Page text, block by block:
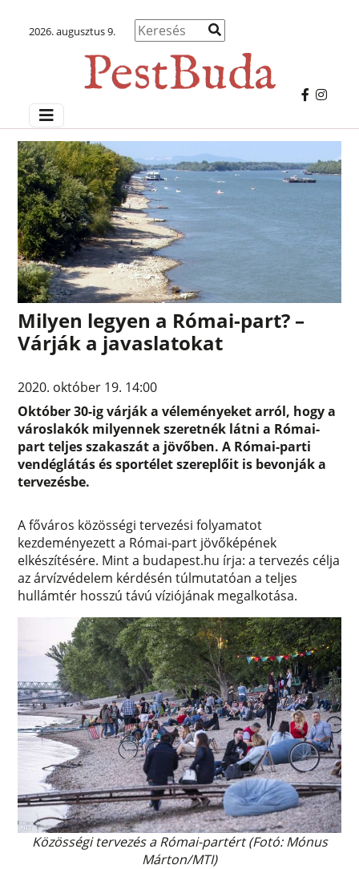
2026. augusztus 9.
Milyen legyen a Római-part? –
Várják a javaslatokat
2020. október 19. 14:00
Október 30-ig várják a véleményeket arról, hogy a
városlakók milyennek szeretnék látni a Római-
part teljes szakaszát a jövőben. A Római-parti
vendéglátás és sportélet szereplőit is bevonják a
tervezésbe.
A főváros közösségi tervezési folyamatot
kezdeményezett a Római-part jövőképének
elkészítésére. Mint a budapest.hu írja: a tervezés célja
az árvízvédelem kérdésén túlmutatóan a teljes
hullámtér hosszú távú víziójának megalkotása.
Közösségi tervezés a Római-partért (Fotó: Mónus
Márton/MTI)